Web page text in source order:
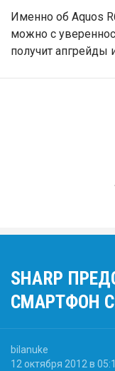
Именно об Aquos
можно с
получит апгрейды
SHARP
СМАРТФОН
bilanuke
12 октября 2012 в